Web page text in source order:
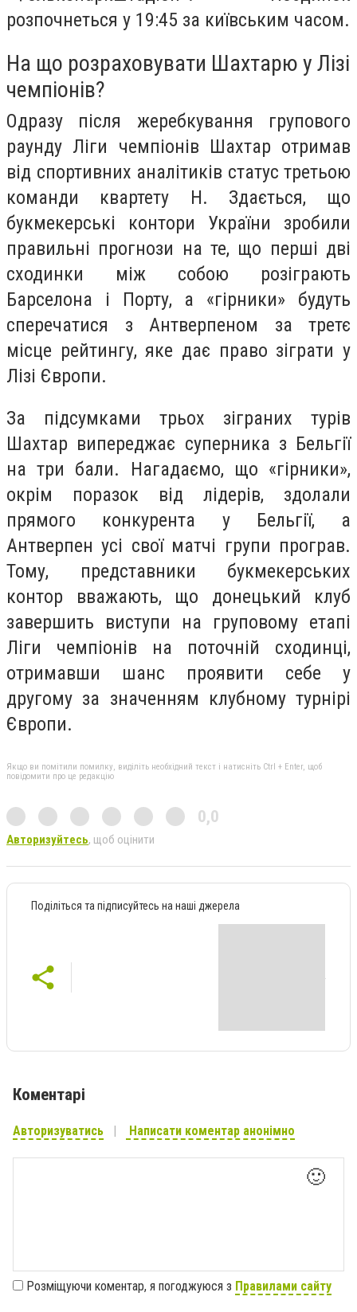
розпочнеться у 19:45 за київським часом.
На що розраховувати Шахтарю у Лізі
чемпіонів?
Одразу після жеребкування групового
раунду Ліги чемпіонів Шахтар отримав
від спортивних аналітиків статус третьою
команди квартету H. Здається, що
букмекерські контори України зробили
правильні прогнози на те, що перші дві
сходинки між собою розіграють
Барселона і Порту, а «гірники» будуть
сперечатися з Антверпеном за третє
місце рейтингу, яке дає право зіграти у
Лізі Європи.
За підсумками трьох зіграних турів
Шахтар випереджає суперника з Бельгії
на три бали. Нагадаємо, що «гірники»,
окрім поразок від лідерів, здолали
прямого конкурента у Бельгії, а
Антверпен усі свої матчі групи програв.
Тому, представники букмекерських
контор вважають, що донецький клуб
завершить виступи на груповому етапі
Ліги чемпіонів на поточній сходинці,
отримавши шанс проявити себе у
другому за значенням клубному турнірі
Європи.
Якщо ви помітили помилку, виділіть необхідний текст і натисніть Ctrl + Enter, щоб
повідомити про це редакцію
0,0
Авторизуйтесь, щоб оцінити
Поділіться та підписуйтесь на наші джерела
Коментарі
Авторизуватись Написати коментар анонімно
🙂
Розміщуючи коментар, я погоджуюся з Правилами сайту